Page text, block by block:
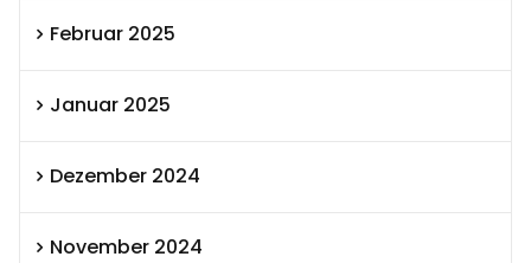
Februar 2025
Januar 2025
Dezember 2024
November 2024